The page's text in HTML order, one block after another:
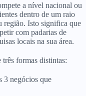
a nível nacional ou
dentro de um raio
região. Isto significa que
com padarias de
locais na sua área.
formas distintas:
negócios que